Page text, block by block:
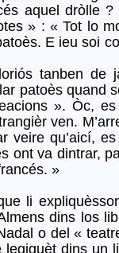
aquel dròlle
» : « Tot lo
E ieu soi
tanben de
patoès quand
». Òc,
ven.
veire qu’aicí,
ont va dintrar,
»
li
dins los
o del «
legiguèt dins